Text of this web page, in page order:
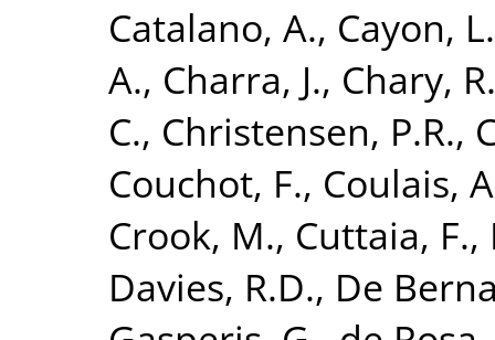
Catalano, A., Cayon, L.
A., Charra, J., Chary,
C., Christensen, P.R.,
Couchot, F., Coulais,
Crook, M., Cuttaia, F.,
Davies, R.D., De